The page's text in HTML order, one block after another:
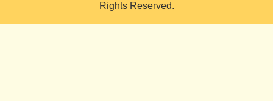
Rights Reserved.